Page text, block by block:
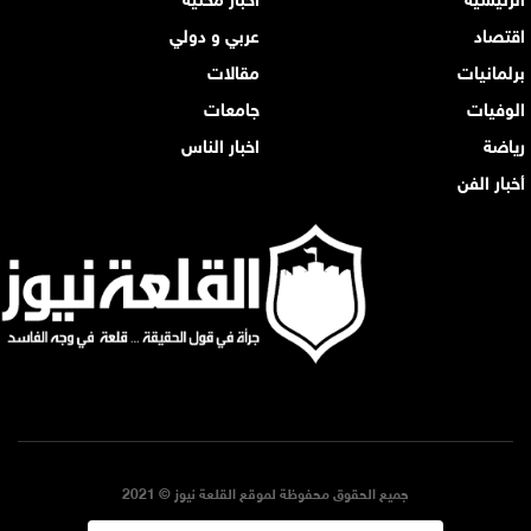
اقتصاد
عربي و دولي
برلمانيات
مقالات
الوفيات
جامعات
رياضة
اخبار الناس
أخبار الفن
جميع الحقوق محفوظة لموقع القلعة نيوز © 2021